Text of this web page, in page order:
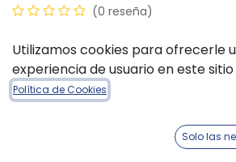
(0 reseña)
$29.700,00
TALLE ACCESORIOS
Utilizamos cookies para ofrecerle
experiencia de usuario en este
Política de Cookies
Solo las